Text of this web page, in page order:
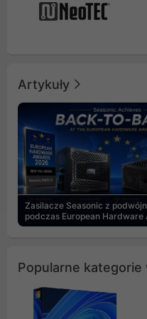
Artykuły
Zasilacze Seasonic z
podczas European Hardware
Popularne kategorie